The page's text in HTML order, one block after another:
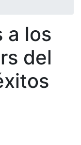
a los
del